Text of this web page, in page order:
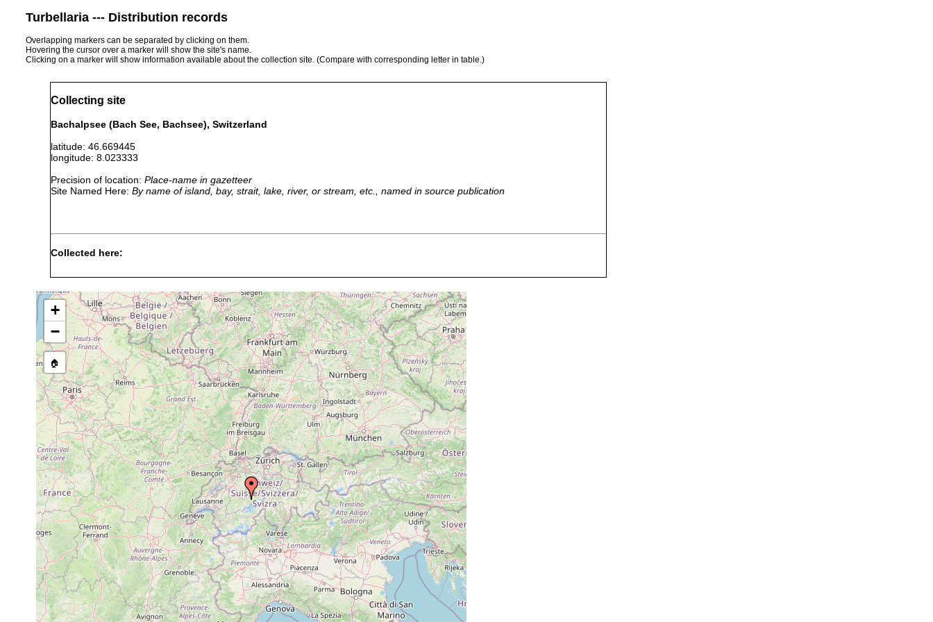
Turbellaria --- Distribution records
Overlapping markers can be separated by clicking on them.
Hovering the cursor over a marker will show the site's name.
Clicking on a marker will show information available about the collection site. (Compare with corresponding letter in table.)
Collecting site
Bachalpsee (Bach See, Bachsee), Switzerland
latitude: 46.669445
longitude: 8.023333
Precision of location: Place-name in gazetteer
Site Named Here: By name of island, bay, strait, lake, river, or stream, etc., named in source publication
Collected here:
earlier
ü. M.). Sägistalsee (1938 m).
Castrella truncata 1911 or earlier
Teichartige Erweiterung des Mühlebaches nahe beim Bachsee (2264 m ü.
M.).
Rhynchomesostoma
rostratum
1907 or
earlier
Teichartige Erweiterung des Mühlbaches nahe beim Bachsee (2264 m).
Castrada luteola
1907 or
earlier
Teichartige Erweiterung des Mühlbaches nahe beim Bachalpsee (2264 m).
Mesostoma lingua
1907 or
earlier
Teichartige Erweiterung des Mülbaches nahe beim Bachalpsee (2264 m).
Mesostoma lingua 1911 or earlier teichartige Erweiterung des Mühlbaches nahe beim Bachalpsee (2264 m).
+
−
🏠